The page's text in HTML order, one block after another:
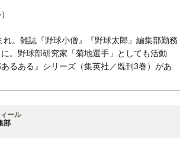
れ。雑誌『野球小僧』『野球太郎』編集部勤務
。野球部研究家「菊地選手」としても活動
るある』シリーズ（集英社／既刊3巻）があ
ール
部